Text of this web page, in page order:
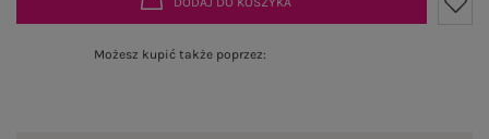
Możesz kupić także poprzez: